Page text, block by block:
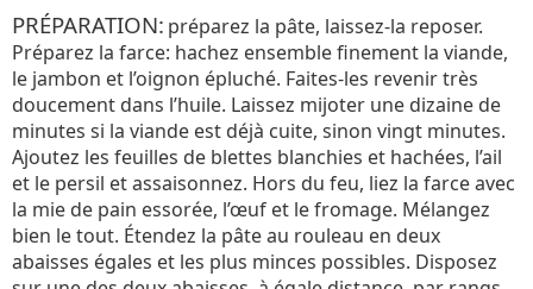
PRÉPARATION: préparez la pâte, laissez-la reposer.
Préparez la farce: hachez ensemble finement la viande,
le jambon et l’oignon épluché. Faites-les revenir très
doucement dans l’huile. Laissez mijoter une dizaine de
minutes si la viande est déjà cuite, sinon vingt minutes.
Ajoutez les feuilles de blettes blanchies et hachées, l’ail
et le persil et assaisonnez. Hors du feu, liez la farce avec
la mie de pain essorée, l’œuf et le fromage. Mélangez
bien le tout. Étendez la pâte au rouleau en deux
abaisses égales et les plus minces possibles. Disposez